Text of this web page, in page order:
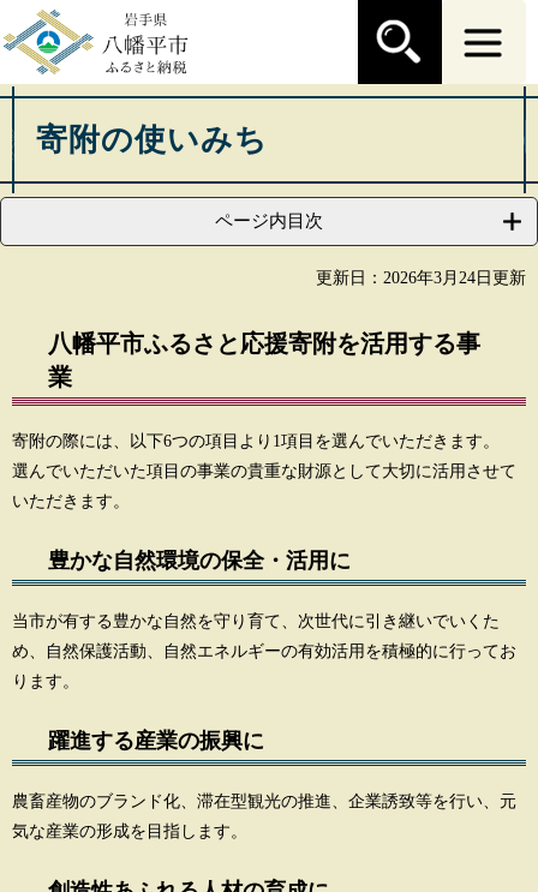
ー
の
頭
で
す
ニ
ー
飛
ば
し
本
本
寄附の使いみち
ページ内目次
更新日：2026年3月24日更新
八幡平市ふるさと応援寄附を活用する事
業
寄附の際には、以下6つの項目より1項目を選んでいただきます。
選んでいただいた項目の事業の貴重な財源として大切に活用させて
いただきます。
豊かな自然環境の保全・活用に
当市が有する豊かな自然を守り育て、次世代に引き継いでいくた
め、自然保護活動、自然エネルギーの有効活用を積極的に行ってお
ります。
躍進する産業の振興に
農畜産物のブランド化、滞在型観光の推進、企業誘致等を行い、元
気な産業の形成を目指します。